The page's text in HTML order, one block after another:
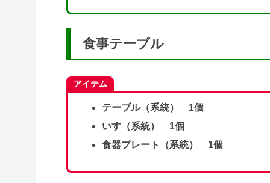
食事テーブル
アイテム
テーブル（系統） 1個
いす（系統） 1個
食器プレート（系統） 1個